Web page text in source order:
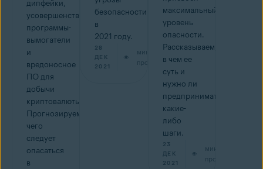
дипфейки,
усовершенствованные
программы-
вымогатели
и
вредоносное
ПО для
добычи
криптовалюты.
Прогнозируем,
чего
следует
опасаться
в
безопасности
в
2021 году.
28
ДЕК
2021
мин на
прочтение
максимальный
уровень
опасности.
Рассказываем,
в чем ее
суть и
нужно ли
предпринимать
какие-
либо
шаги.
23
ДЕК
2021
мин на
прочтение